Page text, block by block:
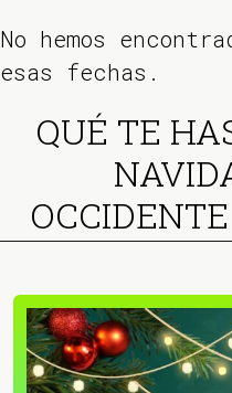
No hemos
esas fechas.
QUÉ TE